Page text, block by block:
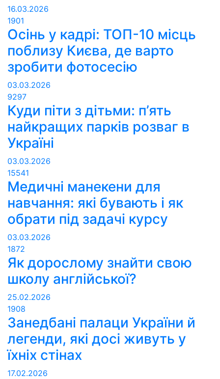
16.03.2026
1901
Осінь у кадрі: ТОП-10 місць
поблизу Києва, де варто
зробити фотосесію
03.03.2026
9297
Куди піти з дітьми: п’ять
найкращих парків розваг в
Україні
03.03.2026
15541
Медичні манекени для
навчання: які бувають і як
обрати під задачі курсу
03.03.2026
1872
Як дорослому знайти свою
школу англійської?
25.02.2026
1908
Занедбані палаци України й
легенди, які досі живуть у
їхніх стінах
17.02.2026